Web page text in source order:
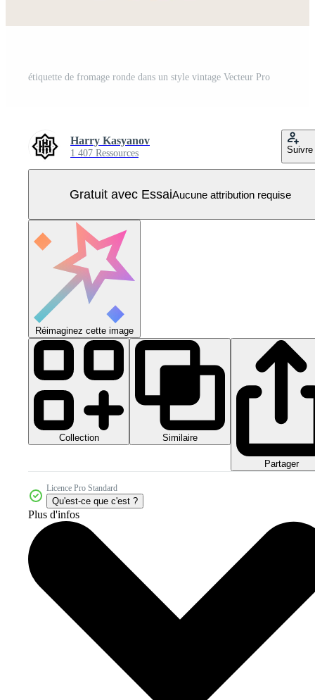
étiquette de fromage ronde dans un style vintage Vecteur Pro
Harry Kasyanov
1 407 Ressources Suivre
Gratuit avec EssaiAucune attribution requise
Réimaginez cette image
Collection Similaire
Partager
Licence Pro Standard
Qu'est-ce que c'est ?
Plus d'infos